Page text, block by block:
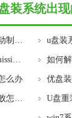
装系统出
u教授u盘启动制作装系统常见的问题及解决方法 u盘启动制作装系统失败怎么办 u盘装
怎样解决用U盘重装Win7旗舰版系统后出现bootmgr is missing的问题 U盘重装Win7系统出现bootmgr is missing怎么办
么办 优盘
U盘安装win7系统提示Error: cannot load file导致安装失败怎么办 U盘安装win7系统出现错误无法加载文件怎么解决